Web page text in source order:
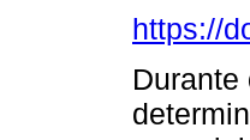
https://